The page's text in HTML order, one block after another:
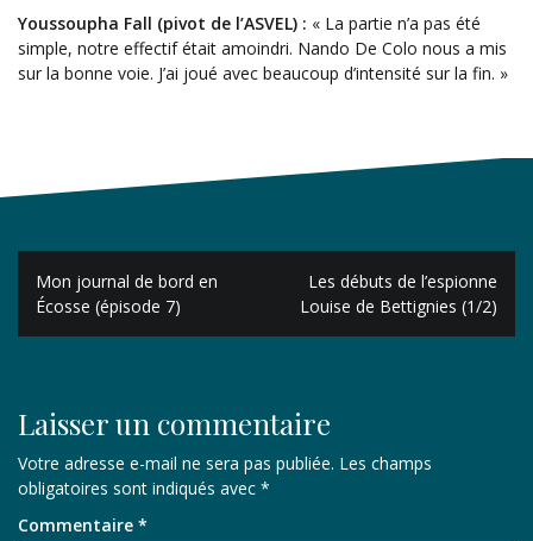
Youssoupha Fall (pivot de l’ASVEL) : « La partie n’a pas été
simple, notre effectif était amoindri. Nando De Colo nous a mis
sur la bonne voie. J’ai joué avec beaucoup d’intensité sur la fin. »
Navigation
de
l’article
Mon journal de bord en
Écosse (épisode 7)
Les débuts de l’espionne
Louise de Bettignies (1/2)
Laisser un commentaire
Votre adresse e-mail ne sera pas publiée. Les champs
obligatoires sont indiqués avec *
Commentaire *